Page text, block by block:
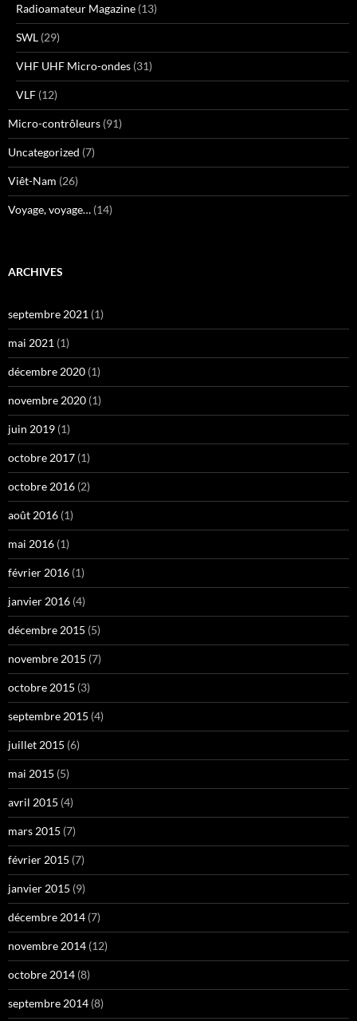
Radioamateur Magazine (13)
SWL (29)
VHF UHF Micro-ondes (31)
VLF (12)
Micro-contrôleurs (91)
Uncategorized (7)
Viêt-Nam (26)
Voyage, voyage… (14)
ARCHIVES
septembre 2021 (1)
mai 2021 (1)
décembre 2020 (1)
novembre 2020 (1)
juin 2019 (1)
octobre 2017 (1)
octobre 2016 (2)
août 2016 (1)
mai 2016 (1)
février 2016 (1)
janvier 2016 (4)
décembre 2015 (5)
novembre 2015 (7)
octobre 2015 (3)
septembre 2015 (4)
juillet 2015 (6)
mai 2015 (5)
avril 2015 (4)
mars 2015 (7)
février 2015 (7)
janvier 2015 (9)
décembre 2014 (7)
novembre 2014 (12)
octobre 2014 (8)
septembre 2014 (8)